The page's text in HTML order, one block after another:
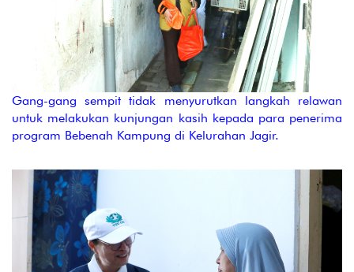
Gang-gang sempit tidak menyurutkan langkah relawan
untuk melakukan kunjungan kasih kepada para penerima
program Bebenah Kampung di Kelurahan Jagir.